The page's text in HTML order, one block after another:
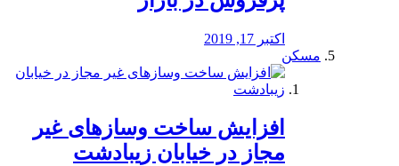
اکتبر 17, 2019
مسکن
افزایش ساخت وسازهای غیر
مجاز در خیابان زیبادشت